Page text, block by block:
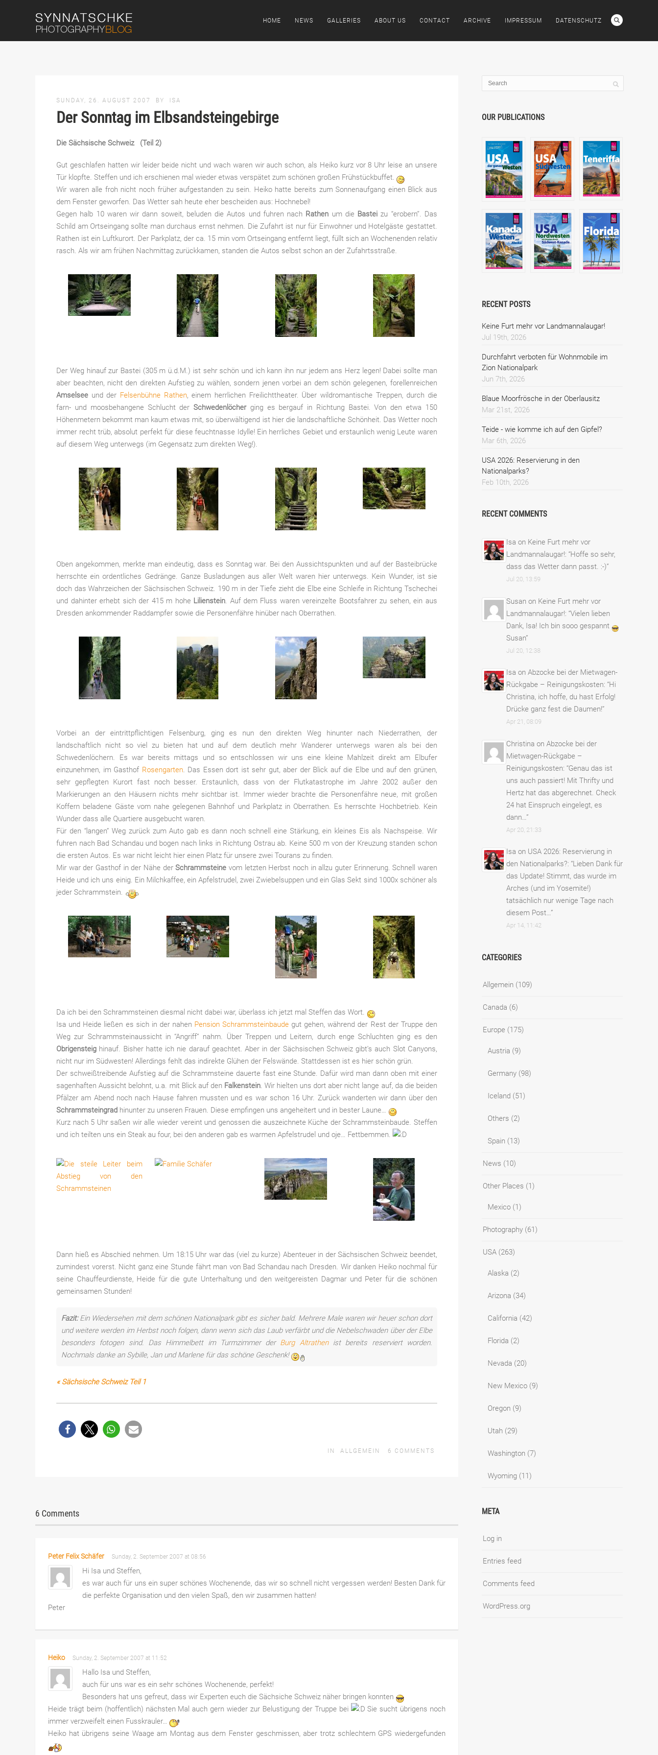
HOME NEWS GALLERIES ABOUT US CONTACT ARCHIVE IMPRESSUM DATENSCHUTZ
SUNDAY, 26. AUGUST 2007 BY ISA
Der Sonntag im Elbsandsteingebirge
Die Sächsische Schweiz (Teil 2)
Gut geschlafen hatten wir leider beide nicht und wach waren wir auch schon, als Heiko kurz vor 8 Uhr leise an unsere
Tür klopfte. Steffen und ich erschienen mal wiederetwas verspätet zum schönen großen Frühstückbuffet.
Wir waren alle froh nicht noch früher aufgestanden zu sein. Heiko hatte bereits zum Sonnenaufgang einen Blick aus
dem Fenster geworfen. Das Wetter sah heute eher bescheiden aus: Hochnebel!
Gegen halb 10 waren wir dann soweit, beluden die Autos und fuhren nach Rathen um die Bastei zu “erobern”. Das
Schild am Ortseingang sollte man durchaus ernst nehmen. Die Zufahrt ist nur für Einwohner und Hotelgäste gestattet.
Rathen ist ein Luftkurort. Der Parkplatz, der ca. 15 min vom Ortseingang entfernt liegt, füllt sich an Wochenenden relativ
rasch. Als wir am frühen Nachmittag zurückkamen, standen die Autos selbst schon an der Zufahrtsstraße.
Der Weg hinauf zur Bastei (305 m ü.d.M.) ist sehr schön und ich kann ihn nur jedem ans Herz legen! Dabei sollte man
aber beachten, nicht den direkten Aufstieg zu wählen, sondern jenen vorbei an dem schön gelegenen, forellenreichen
Amselsee und der Felsenbühne Rathen, einem herrlichen Freilichttheater. Über wildromantische Treppen, durch die
farn- und moosbehangene Schlucht derSchwedenlöcherging es bergauf in Richtung Bastei. Von den etwa 150
Höhenmetern bekommt man kaum etwas mit, so überwältigend ist hier die landschaftliche Schönheit. Das Wetter noch
immer recht trüb, absolut perfekt für diese feuchtnasse Idylle! Ein herrliches Gebiet und erstaunlich wenig Leute waren
auf diesem Weg unterwegs (im Gegensatz zum direkten Weg!).
Oben angekommen, merkte man eindeutig, dass es Sonntag war. Bei den Aussichtspunkten und auf der Basteibrücke
herrschte ein ordentliches Gedränge. Ganze Busladungen aus aller Welt waren hier unterwegs. Kein Wunder, ist sie
doch das Wahrzeichen der Sächsischen Schweiz. 190 m in der Tiefe zieht die Elbe eine Schleife in Richtung Tschechei
und dahinter erhebt sich der 415 m hohe Lilienstein. Auf dem Fluss waren vereinzelte Bootsfahrer zu sehen, ein aus
Dresden ankommender Raddampfer sowie die Personenfähre hinüber nach Oberrathen.
Vorbei an der eintrittpflichtigen Felsenburg, ging es nun den direkten Weg hinunter nach Niederrathen, der
landschaftlich nicht so viel zu bieten hat und auf dem deutlich mehr Wanderer unterwegs waren als bei den
Schwedenlöchern. Es war bereits mittags und so entschlossen wir uns eine kleine Mahlzeit direkt am Elbufer
einzunehmen, im Gasthof Rosengarten. Das Essen dort ist sehr gut, aber der Blick auf die Elbe und auf den grünen,
sehr gepflegten Kurort fast noch besser. Erstaunlich, dass von der Flutkatastrophe im Jahre 2002 außer den
Markierungen an den Häusern nichts mehr sichtbar ist. Immer wieder brachte die Personenfähre neue, mit großen
Koffern beladene Gäste vom nahe gelegenen Bahnhof und Parkplatz in Oberrathen. Es herrschte Hochbetrieb. Kein
Wunder dass alle Quartiere ausgebucht waren.
Für den “langen” Weg zurück zum Auto gab es dann noch schnell eine Stärkung, ein kleines Eis als Nachspeise. Wir
fuhren nach Bad Schandau und bogen nach links in Richtung Ostrau ab. Keine 500 m von der Kreuzung standen schon
die ersten Autos. Es war nicht leicht hier einen Platz für unsere zwei Tourans zu finden.
Mir war der Gasthof in der Nähe derSchrammsteine vom letzten Herbst noch in allzu guter Erinnerung. Schnell waren
Heide und ich uns einig. Ein Milchkaffee, ein Apfelstrudel, zwei Zwiebelsuppen und ein Glas Sekt sind 1000x schöner als
jeder Schrammstein.
Da ich bei den Schrammsteinen diesmal nicht dabei war, überlass ich jetzt mal Steffen das Wort.
Isa und Heide ließen es sich in der nahen Pension Schrammsteinbaude gut gehen, während der Rest der Truppe den
Weg zur Schrammsteinaussicht in “Angriff” nahm. Über Treppen und Leitern, durch enge Schluchten ging es den
Obrigensteig hinauf. Bisher hatte ich nie darauf geachtet. Aber in der Sächsischen Schweiz gibt’s auch Slot Canyons,
nicht nur im Südwesten! Allerdings fehlt das indirekte Glühen der Felswände. Stattdessen ist es hier schön grün.
Der schweißtreibende Aufstieg auf die Schrammsteine dauerte fast eine Stunde. Dafür wird man dann oben mit einer
sagenhaften Aussicht belohnt, u.a. mit Blick auf den Falkenstein. Wir hielten uns dort aber nicht lange auf, da die beiden
Pfälzer am Abend noch nach Hause fahren mussten und es war schon 16 Uhr. Zurück wanderten wir dann über den
Schrammsteingrad hinunter zu unseren Frauen. Diese empfingen uns angeheitert und in bester Laune…
Kurz nach 5 Uhr saßen wir alle wieder vereint und genossen die auszeichnete Küche der Schrammsteinbaude. Steffen
und ich teilten uns ein Steak au four, bei den anderen gab es warmen Apfelstrudel und oje… Fettbemmen.
Dann hieß es Abschied nehmen. Um 18:15 Uhr war das (viel zu kurze) Abenteuer in der Sächsischen Schweiz beendet,
zumindest vorerst. Nicht ganz eine Stunde fährt man von Bad Schandau nach Dresden. Wir danken Heiko nochmal für
seine Chauffeurdienste, Heide für die gute Unterhaltung und den weitgereisten Dagmar und Peter für die schönen
gemeinsamen Stunden!
Fazit:Ein Wiedersehen mit dem schönen Nationalpark gibt es sicher bald. Mehrere Male waren wir heuer schon dort
und weitere werden im Herbst noch folgen, dann wenn sich das Laub verfärbt und die Nebelschwaden über der Elbe
besonders fotogen sind. Das Himmelbett im Turmzimmer der Burg Altrathenist bereits reserviert worden.
Nochmals danke an Sybille, Jan und Marlene für das schöne Geschenk!
« Sächsische Schweiz Teil 1
IN ALLGEMEIN 6 COMMENTS
6 Comments
Peter Felix Schäfer Sunday, 2. September 2007 at 08:56
Hi Isa und Steffen,
es war auch für uns ein super schönes Wochenende, das wir so schnell nicht vergessen werden! Besten Dank für
die perfekte Organisation und den vielen Spaß, den wir zusammen hatten!
Peter
Heiko Sunday, 2. September 2007 at 11:52
Hallo Isa und Steffen,
auch für uns war es ein sehr schönes Wochenende, perfekt!
Besonders hat uns gefreut, dass wir Experten euch die Sächsiche Schweiz näher bringen konnten
Heide trägt beim (hoffentlich) nächsten Mal auch gern wieder zur Belustigung der Truppe bei
Sie sucht übrigens noch
immer verzweifelt einen Fusskrauler…
Heiko hat übrigens seine Waage am Montag aus dem Fenster geschmissen, aber trotz schlechtem GPS wiedergefunden
OUR PUBLICATIONS
RECENT POSTS
Keine Furt mehr vor Landmannalaugar!
Jul 19th, 2026
Durchfahrt verboten für Wohnmobile im
Zion Nationalpark
Jun 7th, 2026
Blaue Moorfrösche in der Oberlausitz
Mar 21st, 2026
Teide - wie komme ich auf den Gipfel?
Mar 6th, 2026
USA 2026: Reservierung in den
Nationalparks?
Feb 10th, 2026
RECENT COMMENTS
Isa on Keine Furt mehr vor
Landmannalaugar!: “Hoffe so sehr,
dass das Wetter dann passt. :-)”
Jul 20, 13:59
Susan on Keine Furt mehr vor
Landmannalaugar!: “Vielen lieben
Dank, Isa! Ich bin sooo gespannt
Susan”
Jul 20, 12:38
Isa on Abzocke bei der Mietwagen-
Rückgabe – Reinigungskosten: “Hi
Christina, ich hoffe, du hast Erfolg!
Drücke ganz fest die Daumen!”
Apr 21, 08:09
Christina on Abzocke bei der
Mietwagen-Rückgabe –
Reinigungskosten: “Genau das ist
uns auch passiert! Mit Thrifty und
Hertz hat das abgerechnet. Check
24 hat Einspruch eingelegt, es
dann… ”
Apr 20, 21:33
Isa on USA 2026: Reservierung in
den Nationalparks?: “Lieben Dank für
das Update! Stimmt, das wurde im
Arches (und im Yosemite!)
tatsächlich nur wenige Tage nach
diesem Post…”
Apr 14, 11:42
CATEGORIES
Allgemein (109)
Canada (6)
Europe (175)
Austria (9)
Germany (98)
Iceland (51)
Others (2)
Spain (13)
News (10)
Other Places (1)
Mexico (1)
Photography (61)
USA (263)
Alaska (2)
Arizona (34)
California (42)
Florida (2)
Nevada (20)
New Mexico (9)
Oregon (9)
Utah (29)
Washington (7)
Wyoming (11)
META
Log in
Entries feed
Comments feed
WordPress.org